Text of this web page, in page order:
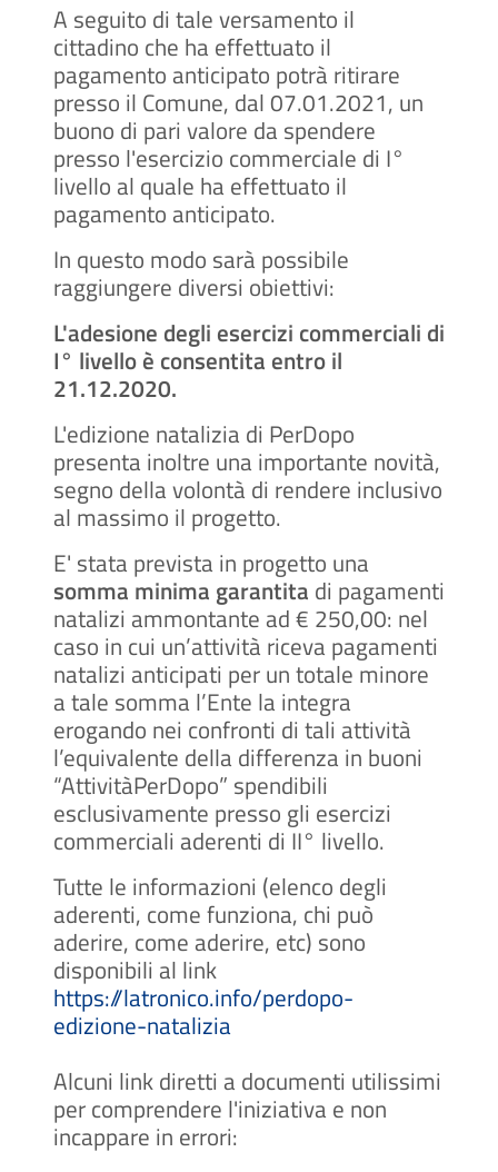
A seguito di tale versamento il
cittadino che ha effettuato il
pagamento anticipato potrà ritirare
presso il Comune, dal 07.01.2021, un
buono di pari valore da spendere
presso l'esercizio commerciale di I°
livello al quale ha effettuato il
pagamento anticipato.
In questo modo sarà possibile
raggiungere diversi obiettivi:
L'adesione degli esercizi commerciali di
I° livello è consentita entro il
21.12.2020.
L'edizione natalizia di PerDopo
presenta inoltre una importante novità,
segno della volontà di rendere inclusivo
al massimo il progetto.
E' stata prevista in progetto una
somma minima garantita di pagamenti
natalizi ammontante ad € 250,00: nel
caso in cui un’attività riceva pagamenti
natalizi anticipati per un totale minore
a tale somma l’Ente la integra
erogando nei confronti di tali attività
l’equivalente della differenza in buoni
“AttivitàPerDopo” spendibili
esclusivamente presso gli esercizi
commerciali aderenti di II° livello.
Tutte le informazioni (elenco degli
aderenti, come funziona, chi può
aderire, come aderire, etc) sono
disponibili al link
https://latronico.info/perdopo-
edizione-natalizia
Alcuni link diretti a documenti utilissimi
per comprendere l'iniziativa e non
incappare in errori: